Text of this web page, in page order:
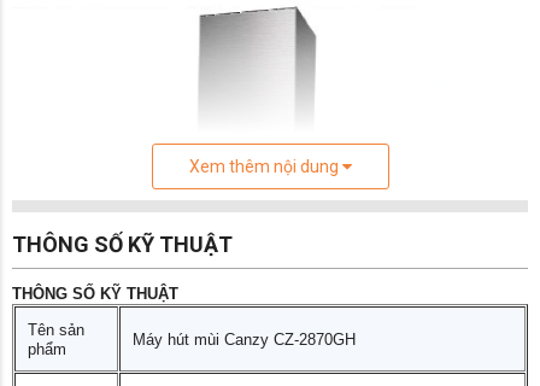
Xem thêm nội dung
THÔNG SỐ KỸ THUẬT
THÔNG SỐ KỸ THUẬT
Tên sản
phẩm
Máy hút mùi Canzy CZ-2870GH